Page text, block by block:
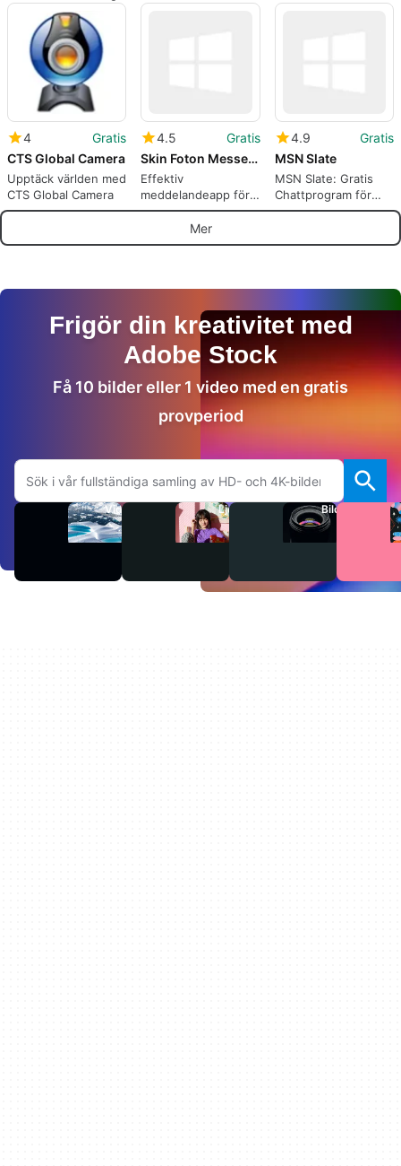
TorChat
4
Gratis
CTS Global Camera
Upptäck världen med
CTS Global Camera
4.5
Gratis
Skin Foton Messenger
Effektiv
meddelandeapp för
Windows
4.9
Gratis
MSN Slate
MSN Slate: Gratis
Chattprogram för
Windows
Mer
Frigör din kreativitet med
Adobe Stock
Få 10 bilder eller 1 video med en gratis
provperiod
Sök på Adobe.com
Videor Ljud Bilder